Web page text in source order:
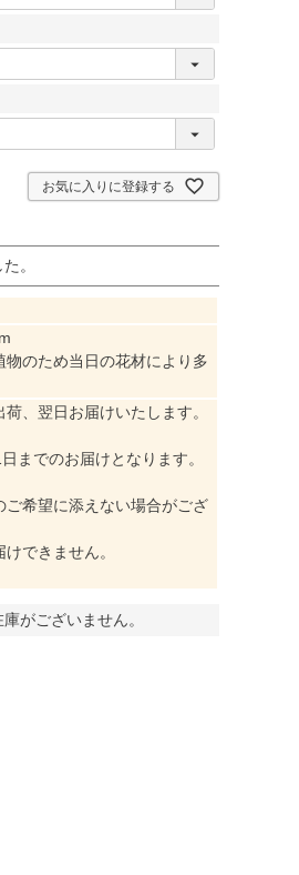
お気に入りに登録する
。
のため当日の花材により多
、翌日お届けいたします。
までのお届けとなります。
ご希望に添えない場合がござ
できません。
がございません。